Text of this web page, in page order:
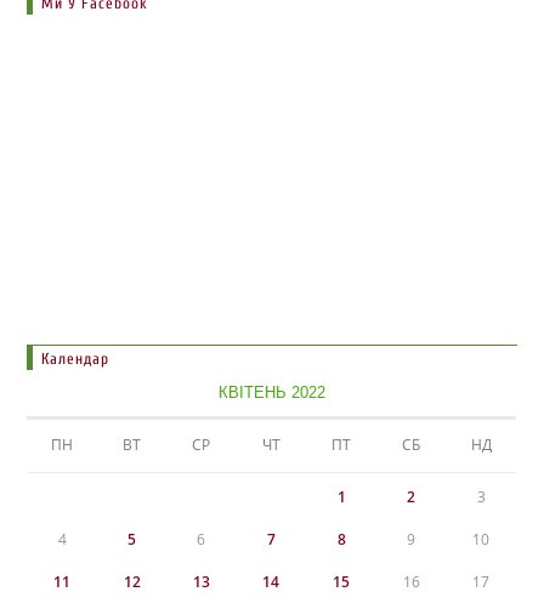
Календар
КВІТЕНЬ 2022
ПН ВТ СР ЧТ ПТ СБ НД
1 2 3
4 5 6 7 8 9 10
11 12 13 14 15 16 17